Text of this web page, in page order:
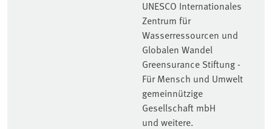
UNESCO Internationales
Zentrum für
Wasserressourcen und
Globalen Wandel
Greensurance Stiftung -
Für Mensch und Umwelt
gemeinnützige
Gesellschaft mbH
und weitere.